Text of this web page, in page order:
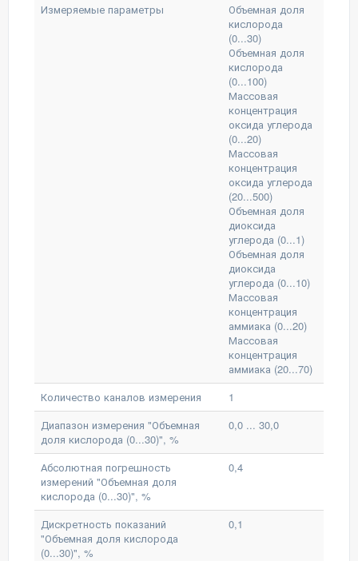
Измеряемые параметры
Объемная доля
кислорода
(0...30)
Объемная доля
кислорода
(0...100)
Массовая
концентрация
оксида углерода
(0...20)
Массовая
концентрация
оксида углерода
(20...500)
Объемная доля
диоксида
углерода (0...1)
Объемная доля
диоксида
углерода (0...10)
Массовая
концентрация
аммиака (0...20)
Массовая
концентрация
аммиака (20...70)
Количество каналов измерения
1
Диапазон измерения "Объемная
доля кислорода (0...30)", %
0,0 ... 30,0
Абсолютная погрешность
измерений "Объемная доля
кислорода (0...30)", %
0,4
Дискретность показаний
"Объемная доля кислорода
(0...30)", %
0,1